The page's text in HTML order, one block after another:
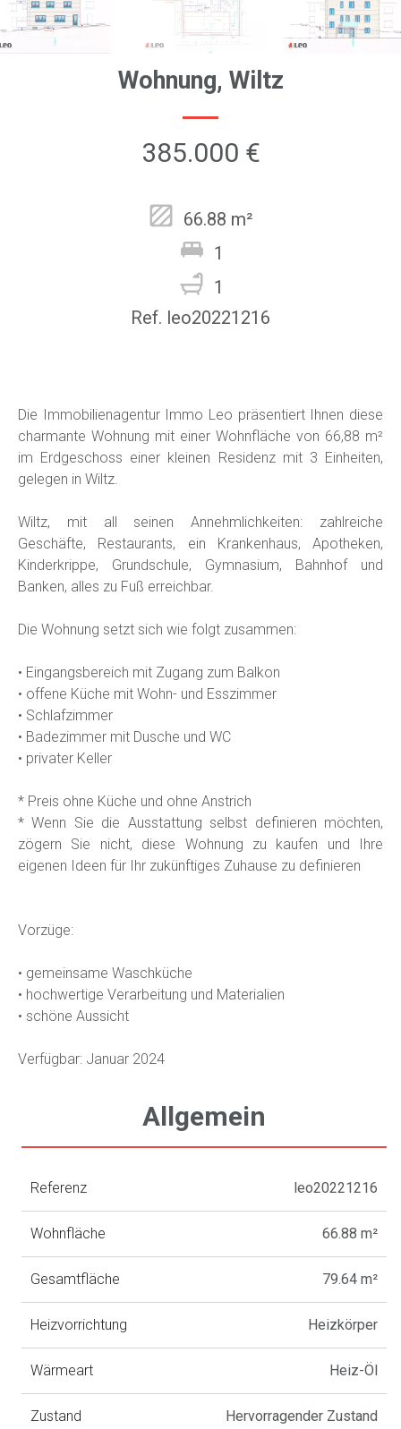
Wohnung, Wiltz
385.000 €
66.88 m²
1
1
Ref. leo20221216
Die Immobilienagentur Immo Leo präsentiert Ihnen diese
charmante Wohnung mit einer Wohnfläche von 66,88 m²
im Erdgeschoss einer kleinen Residenz mit 3 Einheiten,
gelegen in Wiltz.
Wiltz, mit all seinen Annehmlichkeiten: zahlreiche
Geschäfte, Restaurants, ein Krankenhaus, Apotheken,
Kinderkrippe, Grundschule, Gymnasium, Bahnhof und
Banken, alles zu Fuß erreichbar.
Die Wohnung setzt sich wie folgt zusammen:
• Eingangsbereich mit Zugang zum Balkon
• offene Küche mit Wohn- und Esszimmer
• Schlafzimmer
• Badezimmer mit Dusche und WC
• privater Keller
* Preis ohne Küche und ohne Anstrich
* Wenn Sie die Ausstattung selbst definieren möchten,
zögern Sie nicht, diese Wohnung zu kaufen und Ihre
eigenen Ideen für Ihr zukünftiges Zuhause zu definieren
Vorzüge:
• gemeinsame Waschküche
• hochwertige Verarbeitung und Materialien
• schöne Aussicht
Verfügbar: Januar 2024
Allgemein
Referenz leo20221216
Wohnfläche 66.88 m²
Gesamtfläche 79.64 m²
Heizvorrichtung Heizkörper
Wärmeart Heiz-Öl
Zustand Hervorragender Zustand